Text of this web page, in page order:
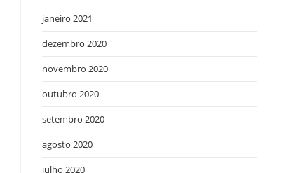
janeiro 2021
dezembro 2020
novembro 2020
outubro 2020
setembro 2020
agosto 2020
julho 2020